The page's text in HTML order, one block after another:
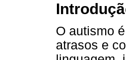
O autismo
atrasos e